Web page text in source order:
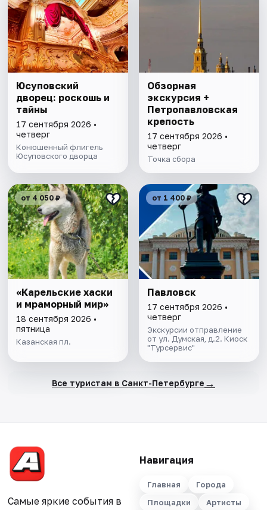
Юсуповский
дворец: роскошь и
тайны
17 сентября 2026 •
четверг
Конюшенный флигель
Юсуповского дворца
Обзорная
экскурсия +
Петропавловская
крепость
17 сентября 2026 •
четверг
Точка сбора
от 4 050 ₽
«Карельские хаски
и мраморный мир»
18 сентября 2026 •
пятница
Казанская пл.
от 1 400 ₽
Павловск
17 сентября 2026 •
четверг
Экскурсии отправление
от ул. Думская, д.2. Киоск
"Турсервис"
Все туристам в Санкт-Петербурге →
Самые яркие события в
Навигация
Главная
Города
Площадки
Артисты